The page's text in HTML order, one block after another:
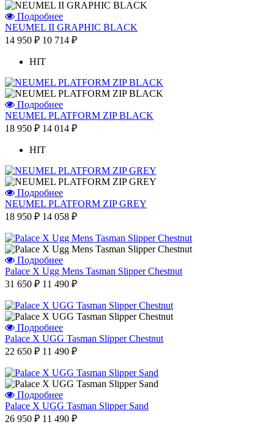
Подробнее
NEUMEL II GRAPHIC BLACK
14 950 ₽ 10 714 ₽
HIT
Подробнее
NEUMEL PLATFORM ZIP BLACK
18 950 ₽ 14 014 ₽
HIT
Подробнее
NEUMEL PLATFORM ZIP GREY
18 950 ₽ 14 058 ₽
Подробнее
Palace X Ugg Mens Tasman Slipper Chestnut
31 650 ₽ 11 490 ₽
Подробнее
Palace X UGG Tasman Slipper Chestnut
22 650 ₽ 11 490 ₽
Подробнее
Palace X UGG Tasman Slipper Sand
26 950 ₽ 11 490 ₽